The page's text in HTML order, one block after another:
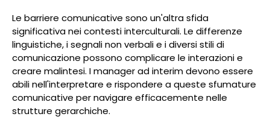
Le barriere comunicative sono un'altra sfida
significativa nei contesti interculturali. Le differenze
linguistiche, i segnali non verbali e i diversi stili di
comunicazione possono complicare le interazioni e
creare malintesi. I manager ad interim devono essere
abili nell'interpretare e rispondere a queste sfumature
comunicative per navigare efficacemente nelle
strutture gerarchiche.